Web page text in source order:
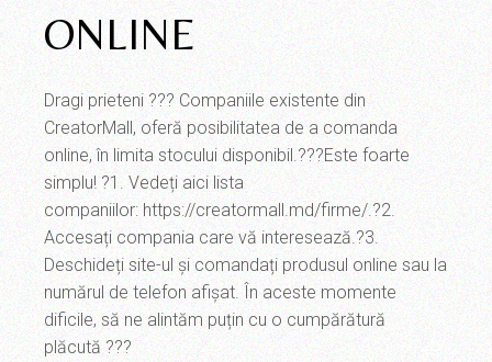
ONLINE
Dragi prieteni ??? Companiile existente din
CreatorMall, oferă posibilitatea de a comanda
online, în limita stocului disponibil.???Este foarte
simplu! ?1. Vedeți aici lista
companiilor: https://creatormall.md/firme/.?2.
Accesați compania care vă interesează.?3.
Deschideți site-ul și comandați produsul online sau la
numărul de telefon afișat. În aceste momente
dificile, să ne alintăm puțin cu o cumpărătură
plăcută ???